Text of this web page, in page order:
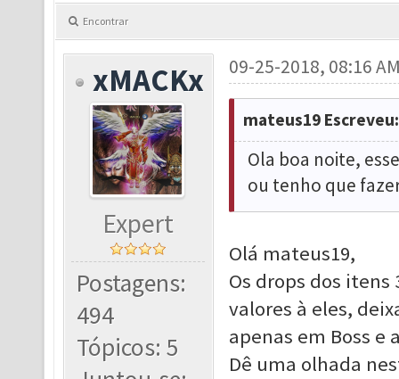
Encontrar
xMACKx
Expert
Postagens:
494
Tópicos: 5
09-25-2018, 08:16
mateus19 Escreveu:
Ola boa noite,
ou tenho que
Olá mateus19,
Os drops dos
valores à eles,
apenas em Boss e
Dê uma olhada